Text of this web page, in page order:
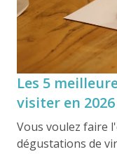
Les 5
visiter en 2026
Vous voulez faire
dégustations de